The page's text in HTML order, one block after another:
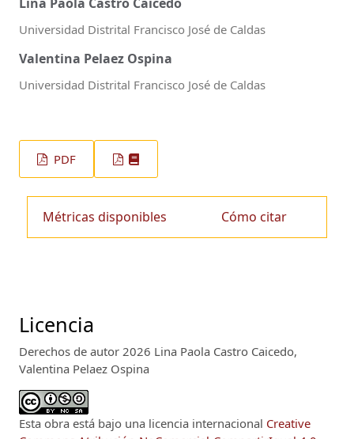
Universidad Distrital Francisco José de Caldas
Valentina Pelaez Ospina
Universidad Distrital Francisco José de Caldas
PDF
Métricas disponibles Cómo citar
Licencia
Derechos de autor 2026 Lina Paola Castro Caicedo,
Valentina Pelaez Ospina
Esta obra está bajo una licencia internacional Creative